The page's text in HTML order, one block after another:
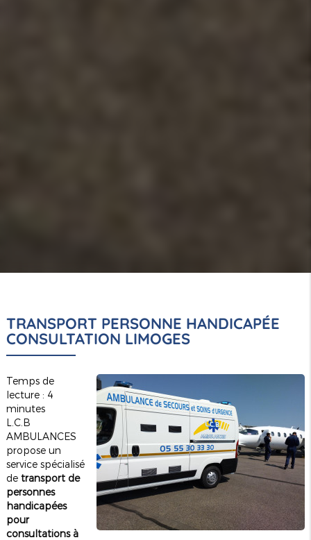
TRANSPORT PERSONNE HANDICAPÉE
CONSULTATION LIMOGES
Temps de
lecture : 4
minutes
L.C.B
AMBULANCES
propose un
service spécialisé
de transport de
personnes
handicapées
pour
consultations à